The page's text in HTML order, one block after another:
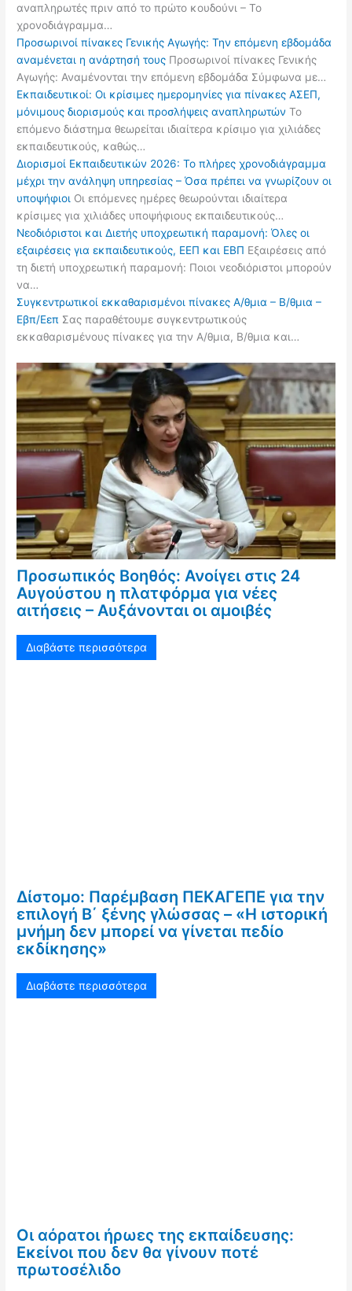
αναπληρωτές πριν από το πρώτο κουδούνι – Το
χρονοδιάγραμμα…
Προσωρινοί πίνακες Γενικής Αγωγής: Την επόμενη εβδομάδα
αναμένεται η ανάρτησή τους Προσωρινοί πίνακες Γενικής
Αγωγής: Αναμένονται την επόμενη εβδομάδα Σύμφωνα με…
Εκπαιδευτικοί: Οι κρίσιμες ημερομηνίες για πίνακες ΑΣΕΠ,
μόνιμους διορισμούς και προσλήψεις αναπληρωτών Το
επόμενο διάστημα θεωρείται ιδιαίτερα κρίσιμο για χιλιάδες
εκπαιδευτικούς, καθώς…
Διορισμοί Εκπαιδευτικών 2026: Το πλήρες χρονοδιάγραμμα
μέχρι την ανάληψη υπηρεσίας – Όσα πρέπει να γνωρίζουν οι
υποψήφιοι Οι επόμενες ημέρες θεωρούνται ιδιαίτερα
κρίσιμες για χιλιάδες υποψήφιους εκπαιδευτικούς…
Νεοδιόριστοι και Διετής υποχρεωτική παραμονή: Όλες οι
εξαιρέσεις για εκπαιδευτικούς, ΕΕΠ και ΕΒΠ Εξαιρέσεις από
τη διετή υποχρεωτική παραμονή: Ποιοι νεοδιόριστοι μπορούν
να…
Συγκεντρωτικοί εκκαθαρισμένοι πίνακες Α/θμια – Β/θμια –
Εβπ/Εεπ Σας παραθέτουμε συγκεντρωτικούς
εκκαθαρισμένους πίνακες για την Α/θμια, Β/θμια και…
Προσωπικός Βοηθός: Ανοίγει στις 24
Αυγούστου η πλατφόρμα για νέες
αιτήσεις – Αυξάνονται οι αμοιβές
Διαβάστε περισσότερα
Δίστομο: Παρέμβαση ΠΕΚΑΓΕΠΕ για την
επιλογή Β΄ ξένης γλώσσας – «Η ιστορική
μνήμη δεν μπορεί να γίνεται πεδίο
εκδίκησης»
Διαβάστε περισσότερα
Οι αόρατοι ήρωες της εκπαίδευσης:
Εκείνοι που δεν θα γίνουν ποτέ
πρωτοσέλιδο